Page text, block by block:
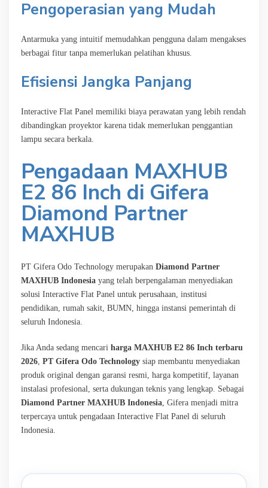
Pengoperasian yang Mudah
Antarmuka yang intuitif memudahkan pengguna dalam mengakses
berbagai fitur tanpa memerlukan pelatihan khusus.
Efisiensi Jangka Panjang
Interactive Flat Panel memiliki biaya perawatan yang lebih rendah
dibandingkan proyektor karena tidak memerlukan penggantian
lampu secara berkala.
Pengadaan MAXHUB
E2 86 Inch di Gifera
Diamond Partner
MAXHUB
PT Gifera Odo Technology merupakan Diamond Partner
MAXHUB Indonesia yang telah berpengalaman menyediakan
solusi Interactive Flat Panel untuk perusahaan, institusi
pendidikan, rumah sakit, BUMN, hingga instansi pemerintah di
seluruh Indonesia.
Jika Anda sedang mencari harga MAXHUB E2 86 Inch terbaru
2026 PT Gifera Odo Technology siap membantu menyediakan
produk original dengan garansi resmi, harga kompetitif, layanan
instalasi profesional, serta dukungan teknis yang lengkap. Sebagai
Diamond Partner MAXHUB Indonesia , Gifera menjadi mitra
terpercaya untuk pengadaan Interactive Flat Panel di seluruh
Indonesia.